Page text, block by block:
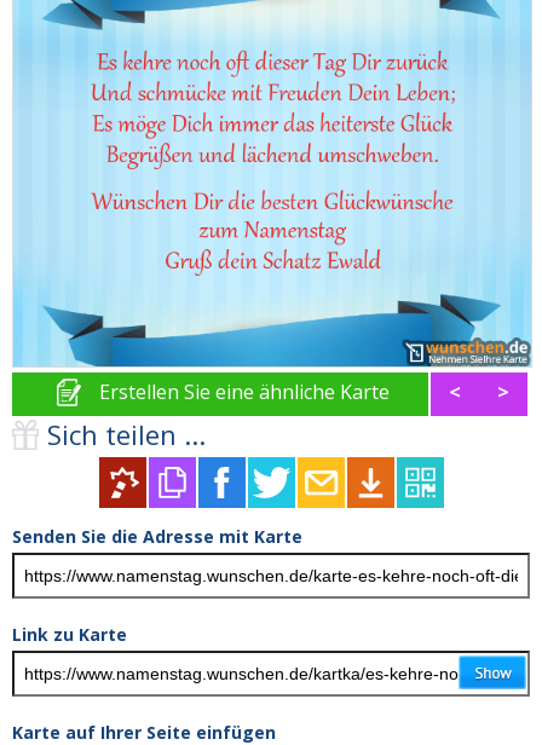
Erstellen Sie eine ähnliche Karte < >
Sich teilen ...
Senden Sie die Adresse mit Karte
Link zu Karte
Karte auf Ihrer Seite einfügen